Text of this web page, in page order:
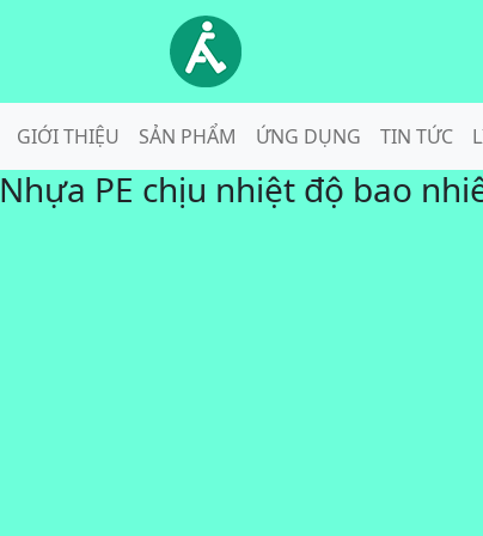
GIỚI THIỆU SẢN PHẨM ỨNG DỤNG TIN TỨC
Nhựa PE chịu nhiệt độ bao